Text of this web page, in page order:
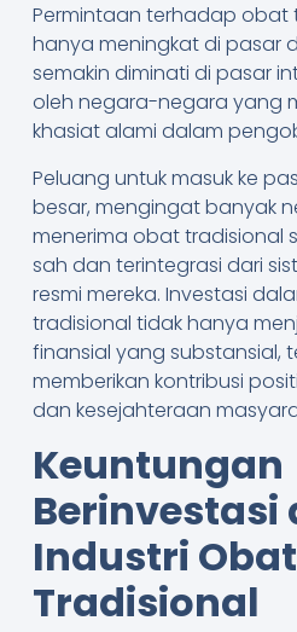
Permintaan terhadap obat
hanya meningkat di pasar
semakin diminati di pasar
oleh negara-negara yang
khasiat alami dalam
Peluang untuk masuk ke
besar, mengingat banyak
menerima obat tradisional
sah dan terintegrasi dari
resmi mereka. Investasi
tradisional tidak hanya
finansial yang substansial,
memberikan kontribusi
dan kesejahteraan
Keuntungan
Berinvestasi
Industri Obat
Tradisional